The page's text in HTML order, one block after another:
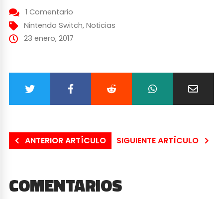
1 Comentario
Nintendo Switch, Noticias
23 enero, 2017
ANTERIOR ARTÍCULO SIGUIENTE ARTÍCULO
COMENTARIOS